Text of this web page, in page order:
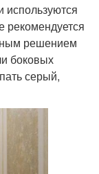
используются
рекомендуется
решением
боковых
серый,